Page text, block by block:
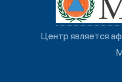
Центр является